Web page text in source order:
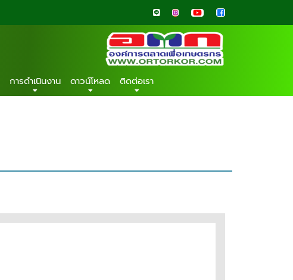
การดำเนินงาน ดาวน์โหลด ติดต่อเรา